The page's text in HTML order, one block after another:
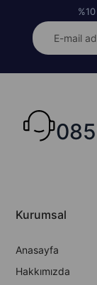
Kurumsal
Anasayfa
Hakkımızda